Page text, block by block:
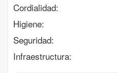
Cordialidad:
Higiene:
Seguridad:
Infraestructura: